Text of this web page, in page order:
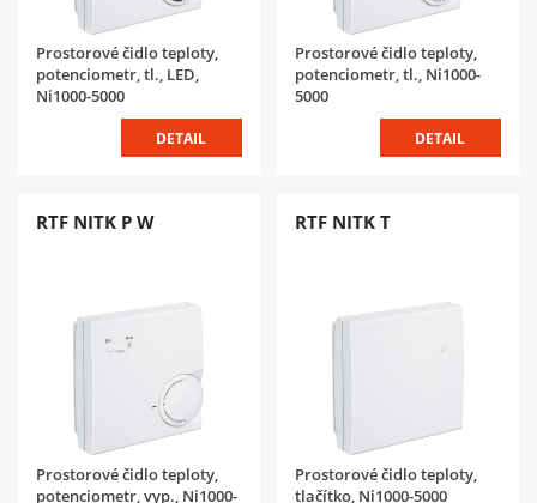
Prostorové čidlo teploty,
potenciometr, tl., LED,
Ni1000-5000
DETAIL
Prostorové čidlo teploty,
potenciometr, tl., Ni1000-
5000
DETAIL
RTF NITK P W
Prostorové čidlo teploty,
potenciometr, vyp., Ni1000-
RTF NITK T
Prostorové čidlo teploty,
tlačítko, Ni1000-5000